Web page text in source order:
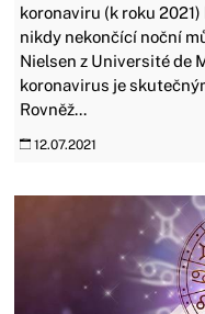
koronaviru (k roku
nikdy nekončící noční
Nielsen z Université de
koronavirus je
Rovněž...
12.07.2021